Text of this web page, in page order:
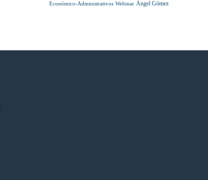
Económico-Administrativos Webinar Ángel Gómez